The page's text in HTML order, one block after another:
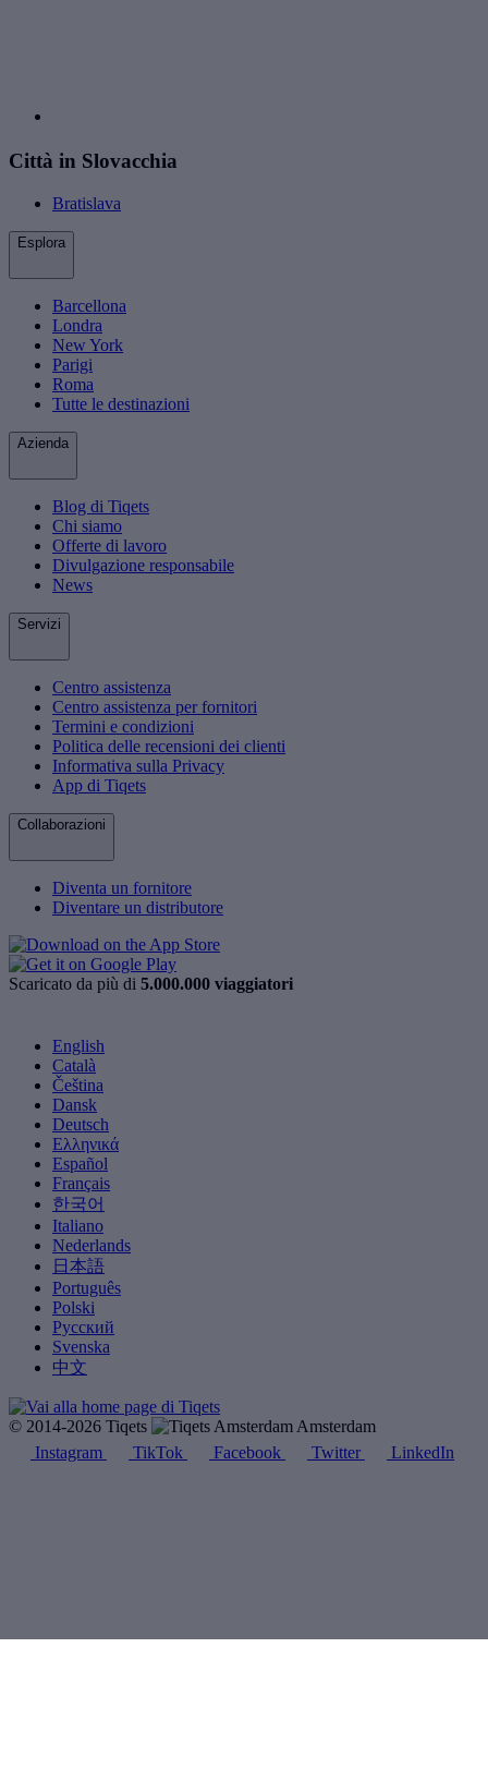
Città in Slovacchia
Bratislava
Esplora
Barcellona
Londra
New York
Parigi
Roma
Tutte le destinazioni
Azienda
Blog di Tiqets
Chi siamo
Offerte di lavoro
Divulgazione responsabile
News
Servizi
Centro assistenza
Centro assistenza per fornitori
Termini e condizioni
Politica delle recensioni dei clienti
Informativa sulla Privacy
App di Tiqets
Collaborazioni
Diventa un fornitore
Diventare un distributore
Scaricato da più di 5.000.000 viaggiatori
English
Català
Čeština
Dansk
Deutsch
Ελληνικά
Español
Français
한국어
Italiano
Nederlands
日本語
Português
Polski
Русский
Svenska
中文
© 2014-2026 Tiqets
Amsterdam
Instagram
TikTok Facebook Twitter LinkedIn